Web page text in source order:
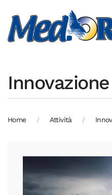
Skip to main content
Innovazione
Home Attività